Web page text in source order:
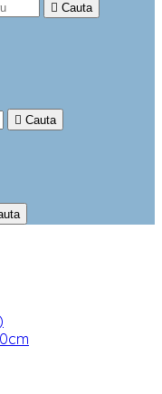
 Cauta
 Cauta